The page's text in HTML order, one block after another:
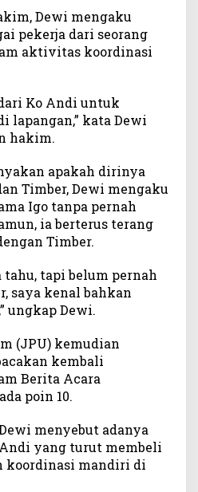
r
n
Y
m
Dewi mengaku
pekerja dari seorang
aktivitas koordinasi
Ko Andi untuk
lapangan,” kata Dewi
hakim.
apakah dirinya
Timber, Dewi mengaku
Igo tanpa pernah
ia berterus terang
Timber.
tahu, tapi belum pernah
saya kenal bahkan
ungkap Dewi.
(JPU) kemudian
kembali
Berita Acara
poin 10.
menyebut adanya
yang turut membeli
koordinasi mandiri di